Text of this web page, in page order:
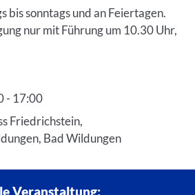
bis sonntags und an Feiertagen.
nur mit Führung um 10.30 Uhr,
- 17:00
10:00
Friedrichstein,
Bad Wildungen
Veranstaltung: